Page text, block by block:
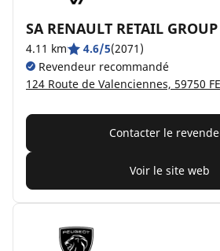
SA RENAULT RETAIL GROUP
4.11 km 4.6/5(2071)
Revendeur recommandé
124 Route de Valenciennes, 59750
Contacter le
Voir le site web